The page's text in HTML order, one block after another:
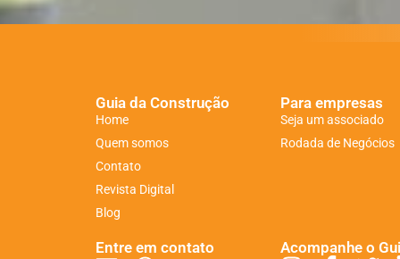
Guia da Construção
Home
Quem somos
Contato
Revista Digital
Blog
Para empresas
Seja um associado
Rodada de Negócios
Entre em contato Acompanhe o